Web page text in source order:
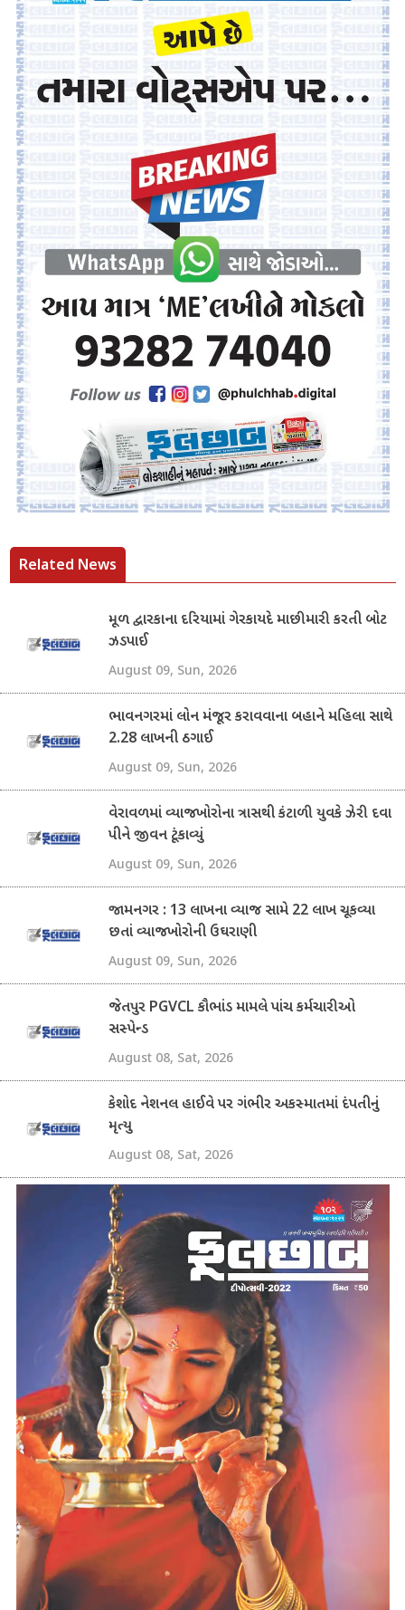
Related News
મૂળ દ્વારકાના દરિયામાં ગેરકાયદે માછીમારી કરતી બોટ
ઝડપાઈ
August 09, Sun, 2026
ભાવનગરમાં લોન મંજૂર કરાવવાના બહાને મહિલા સાથે
2.28 લાખની ઠગાઈ
August 09, Sun, 2026
વેરાવળમાં વ્યાજખોરોના ત્રાસથી કંટાળી યુવકે ઝેરી દવા
પીને જીવન ટૂંકાવ્યું
August 09, Sun, 2026
જામનગર : 13 લાખના વ્યાજ સામે 22 લાખ ચૂકવ્યા
છતાં વ્યાજખોરોની ઉઘરાણી
August 09, Sun, 2026
જેતપુર PGVCL કૌભાંડ મામલે પાંચ કર્મચારીઓ
સસ્પેન્ડ
August 08, Sat, 2026
કેશોદ નેશનલ હાઈવે પર ગંભીર અકસ્માતમાં દંપતીનું
મૃત્યુ
August 08, Sat, 2026